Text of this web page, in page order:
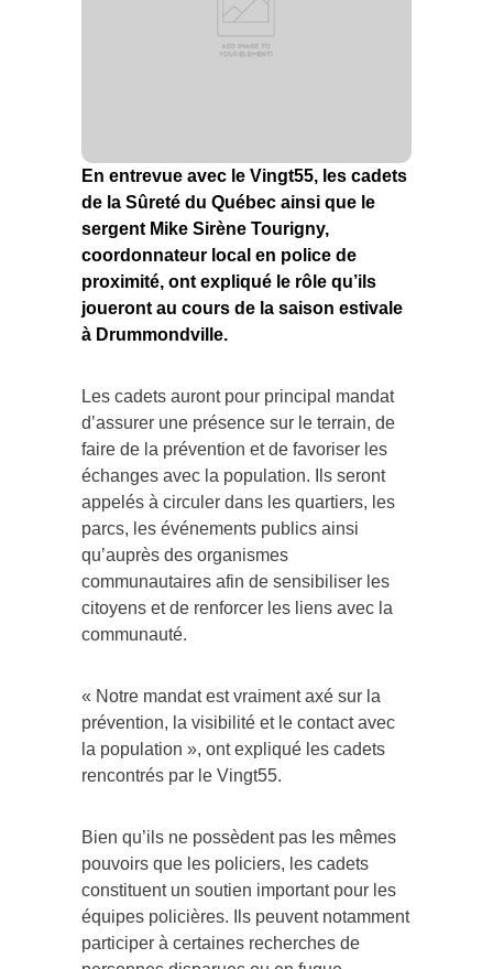
En entrevue avec le Vingt55, les cadets
de la Sûreté du Québec ainsi que le
sergent Mike Sirène Tourigny,
coordonnateur local en police de
proximité, ont expliqué le rôle qu’ils
joueront au cours de la saison estivale
à Drummondville.
Les cadets auront pour principal mandat
d’assurer une présence sur le terrain, de
faire de la prévention et de favoriser les
échanges avec la population. Ils seront
appelés à circuler dans les quartiers, les
parcs, les événements publics ainsi
qu’auprès des organismes
communautaires afin de sensibiliser les
citoyens et de renforcer les liens avec la
communauté.
« Notre mandat est vraiment axé sur la
prévention, la visibilité et le contact avec
la population », ont expliqué les cadets
rencontrés par le Vingt55.
Bien qu’ils ne possèdent pas les mêmes
pouvoirs que les policiers, les cadets
constituent un soutien important pour les
équipes policières. Ils peuvent notamment
participer à certaines recherches de